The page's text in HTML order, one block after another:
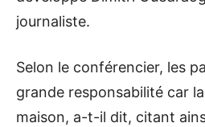
journaliste.
Selon le conférencier, les
grande responsabilité car
maison, a-t-il dit, citant